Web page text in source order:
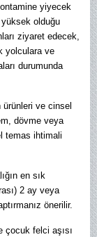
yiyecek
olduğu
ziyaret edecek,
yolculara ve
durumunda
ve cinsel
dövme veya
temas ihtimali
en sık
2 ay veya
önerilir.
çocuk felci aşısı